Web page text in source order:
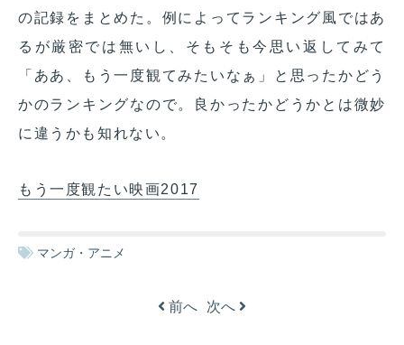
の記録をまとめた。例によってランキング風ではあ
るが厳密では無いし、そもそも今思い返してみて
「ああ、もう一度観てみたいなぁ」と思ったかどう
かのランキングなので。良かったかどうかとは微妙
に違うかも知れない。
もう一度観たい映画2017
マンガ・アニメ
前へ 次へ